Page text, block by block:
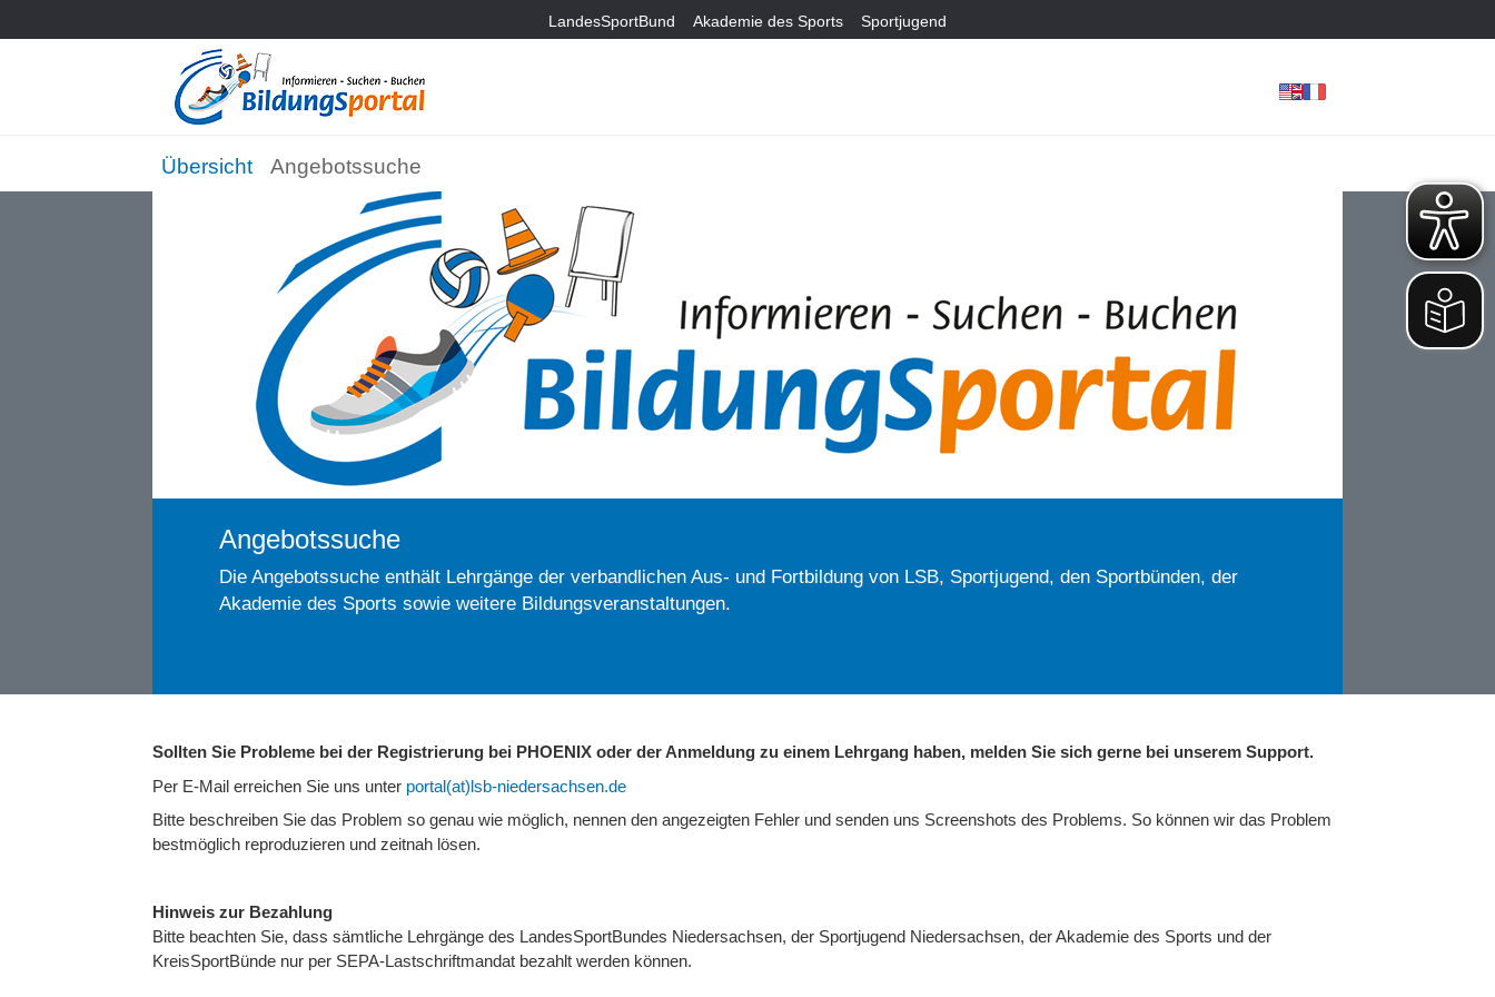
LandesSportBund Akademie des Sports Sportjugend
Angebotssuche
Die Angebotssuche enthält Lehrgänge der verbandlichen Aus- und Fortbildung von LSB, Sportjugend, den Sportbünden, der
Akademie des Sports sowie weitere Bildungsveranstaltungen.
Sollten Sie Probleme bei der Registrierung bei PHOENIX oder der Anmeldung zu einem Lehrgang haben, melden Sie sich gerne bei unserem Support.
Per E-Mail erreichen Sie uns unter portal(at)lsb-niedersachsen.de
Bitte beschreiben Sie das Problem so genau wie möglich, nennen den angezeigten Fehler und senden uns Screenshots des Problems. So können wir das Problem
bestmöglich reproduzieren und zeitnah lösen.
Hinweis zur Bezahlung
Bitte beachten Sie, dass sämtliche Lehrgänge des LandesSportBundes Niedersachsen, der Sportjugend Niedersachsen, der Akademie des Sports und der
KreisSportBünde nur per SEPA-Lastschriftmandat bezahlt werden können.
Übersicht Angebotssuche